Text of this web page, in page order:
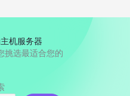
机服务器
挑选最适合您的